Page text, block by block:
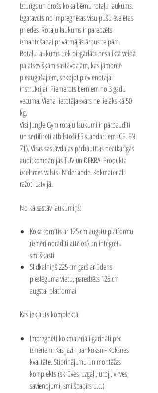
Izturīgs un drošs koka bērnu rotaļu laukums.
Izgatavots no impregnētas visu pušu ēvelētas
priedes. Rotaļu laukums ir paredzēts
izmantošanai privātmājās ārpus telpām.
Rotaļu laukums tiek piegādāts nesaliktā veidā
pa atsevišķām sastāvdaļām, kas jāmontē
pieaugušajiem, sekojot pievienotajai
instrukcijai. Piemērots bērniem no 3 gadu
vecuma. Viena lietotāja svars ne lielāks kā 50
kg.
Visi Jungle Gym rotaļu laukumi ir pārbaudīti
un sertificēti atbilstoši ES standartiem (CE, EN-
71). Visas sastāvdaļas pārbautītas neatkarīgās
auditkompānijās TUV un DEKRA. Produkta
izcelsmes valsts- Nīderlande. Kokmateriāli
ražoti Latvijā.
No kā sastāv laukumiņš:
Koka tornītis ar 125 cm augstu platformu
(izmēri norādīti attēlos) un integrētu
smilškasti
Slidkalniņš 225 cm garš ar ūdens
pieslēguma vietu, paredzēts 125 cm
augstai platformai
Kas iekļauts komplektā:
Impregnēti kokmateriāli garināti pēc
izmēriem. Kas jāzin par koksni-Koksnes
kvalitāte.Stiprinājumu un montāžas
komplekts (skrūves, uzgaļi, urbji, virves,
savienojumi, smilšpapīrs u.c.)